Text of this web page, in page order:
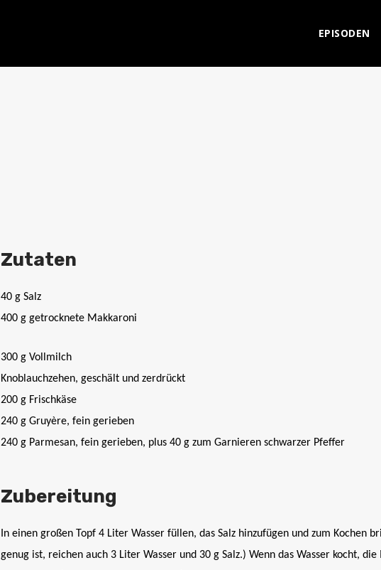
EPISODEN
Zutaten
40 g Salz
400 g getrocknete Makkaroni
300 g Vollmilch
Knoblauchzehen, geschält und zerdrückt
200 g Frischkäse
240 g Gruyère, fein gerieben
240 g Parmesan, fein gerieben, plus 40 g zum Garnieren schwarzer Pfeffer
Zubereitung
In einen großen Topf 4 Liter Wasser füllen, das Salz hinzufügen und zum Kochen
genug ist, reichen auch 3 Liter Wasser und 30 g Salz.) Wenn das Wasser kocht,